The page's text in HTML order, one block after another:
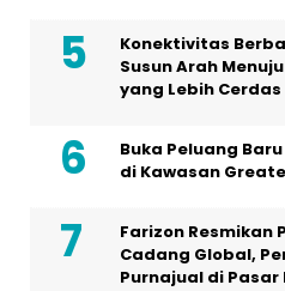
Konektivitas
Susun Arah
yang Lebih Cerdas
Buka Peluang
di Kawasan
Farizon Resmikan
Cadang Global,
Purnajual di